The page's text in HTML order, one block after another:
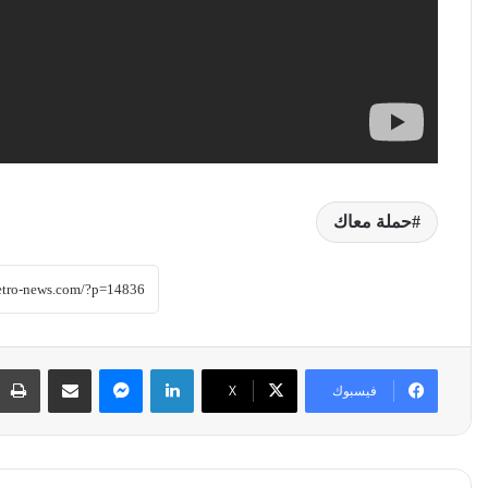
حملة معاك
فيسبوك ‫X
لينكدإن ماسنجر مشاركة عبر البريد